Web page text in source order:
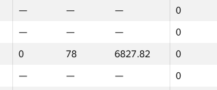
— — — 0
— — — 0
0 78 6827.82 0
— — — 0